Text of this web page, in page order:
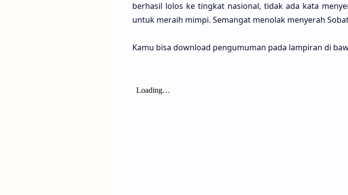
berhasil lolos ke tingkat nasional, tidak ada kata
untuk meraih mimpi. Semangat menolak menyerah
Kamu bisa download pengumuman pada lampiran di